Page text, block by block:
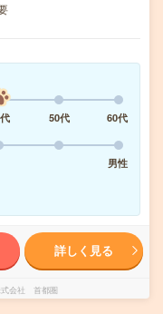
50代
60代
男性
詳しく見る
式会社 首都圏